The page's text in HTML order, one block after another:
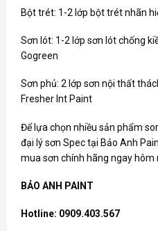
Bột trét: 1-2 lớp bột trét nhãn
Sơn lót: 1-2 lớp sơn lót chống
Gogreen
Sơn phủ: 2 lớp sơn nội thất
Fresher Int Paint
Để lựa chọn nhiều sản phẩm
đại lý sơn Spec tại Bảo Anh
mua sơn chính hãng ngay hôm
BẢO ANH PAINT
Hotline: 0909.403.567